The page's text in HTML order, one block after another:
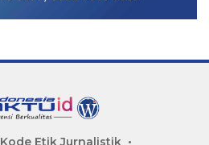
Kode Etik Jurnalistik